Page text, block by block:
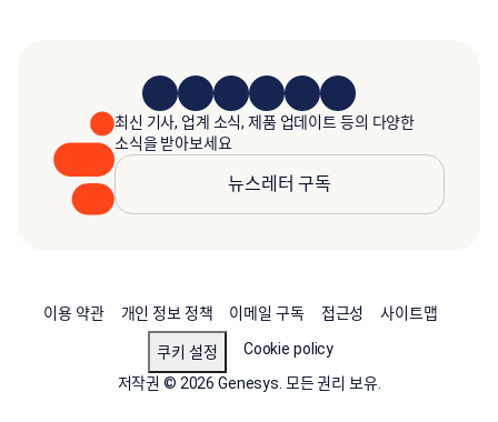
최신 기사, 업계 소식, 제품 업데이트 등의 다양한
소식을 받아보세요
뉴스레터 구독
이용 약관 개인 정보 정책 이메일 구독 접근성 사이트맵
쿠키 설정
Cookie policy
저작권 © 2026 Genesys. 모든 권리 보유.